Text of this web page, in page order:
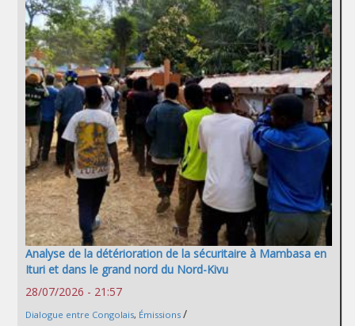
Analyse de la détérioration de la sécuritaire à Mambasa en
Ituri et dans le grand nord du Nord-Kivu
28/07/2026 - 21:57
Dialogue entre Congolais, Émissions /